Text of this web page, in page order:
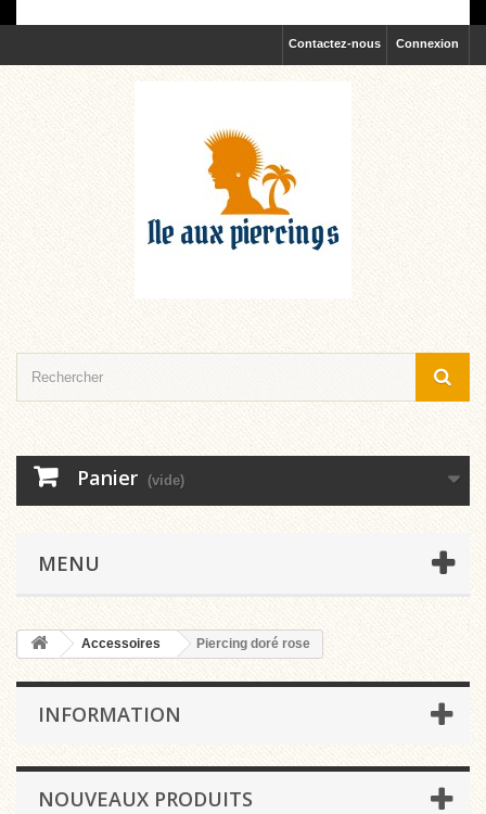
Connexion
Contactez-nous
Panier (vide)
MENU
Accessoires Piercing doré rose
INFORMATION
NOUVEAUX PRODUITS